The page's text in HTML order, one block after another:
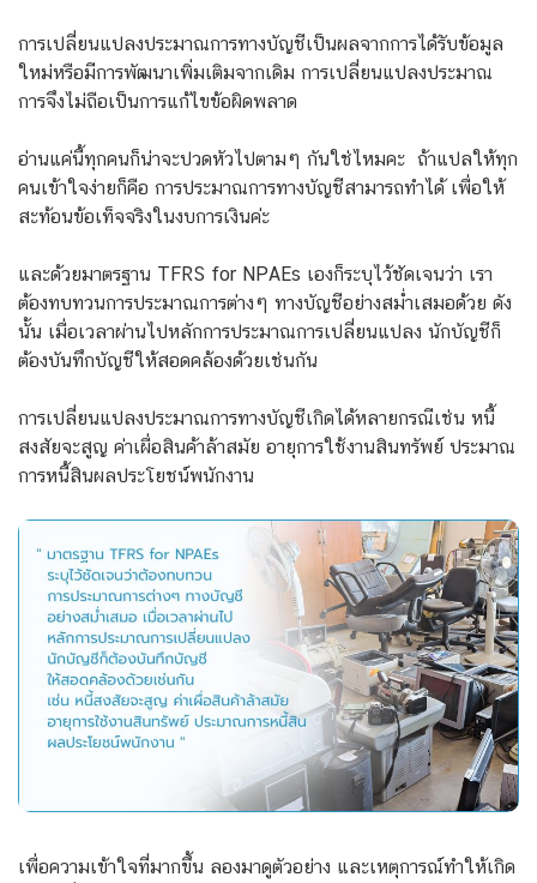
การเปลี่ยนแปลงประมาณการทางบัญชีเป็นผลจากการได้รับข้อมูล
ใหม่หรือมีการพัฒนาเพิ่มเติมจากเดิม การเปลี่ยนแปลงประมาณ
การจึงไม่ถือเป็นการแก้ไขข้อผิดพลาด
อ่านแค่นี้ทุกคนก็น่าจะปวดหัวไปตามๆ กันใช่ไหมคะ ถ้าแปลให้ทุก
คนเข้าใจง่ายก็คือ การประมาณการทางบัญชีสามารถทำได้ เพื่อให้
สะท้อนข้อเท็จจริงในงบการเงินค่ะ
และด้วยมาตรฐาน TFRS for NPAEs เองก็ระบุไว้ชัดเจนว่า เรา
ต้องทบทวนการประมาณการต่างๆ ทางบัญชีอย่างสม่ำเสมอด้วย ดัง
นั้น เมื่อเวลาผ่านไปหลักการประมาณการเปลี่ยนแปลง นักบัญชีก็
ต้องบันทึกบัญชีให้สอดคล้องด้วยเช่นกัน
การเปลี่ยนแปลงประมาณการทางบัญชีเกิดได้หลายกรณีเช่น หนี้
สงสัยจะสูญ ค่าเผื่อสินค้าล้าสมัย อายุการใช้งานสินทรัพย์ ประมาณ
การหนี้สินผลประโยชน์พนักงาน
เพื่อความเข้าใจที่มากขึ้น ลองมาดูตัวอย่าง และเหตุการณ์ทำให้เกิด